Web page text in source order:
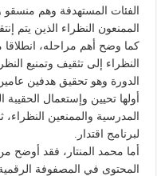
الفئات المستهدفة وهم
الممنعون النظراء الذين يتم
كما وضح أهم مراحله، انطلاقا
النظراء إلى تثقيف وتمنيع
الدورة وهو تحقيق هدفين
أولها تحيين وإستعمال
المدرسية والممنعين النظراء،
لبرنامج اقتدار.
أما محمد المنتار، فقد
المحتوى في المصفوفة